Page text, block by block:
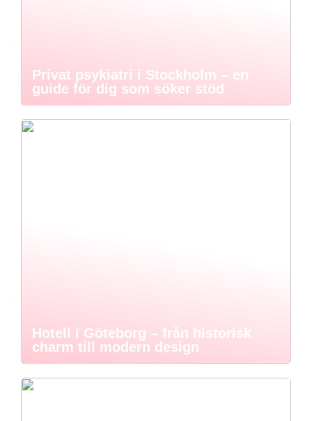
Privat psykiatri i Stockholm – en
guide för dig som söker stöd
Hotell i Göteborg – från historisk
charm till modern design